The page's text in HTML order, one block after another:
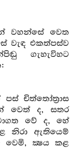
වහන්සේ වෙත
වැඳ එකත්පස්ව
ගැහැවිහට
චිත්තෝත්‍රාස
වෙත් ද, සතර
වේ ද, හේ
නිරා ඇතියෙම්
වෙමි, ක්‍ෂය කළ